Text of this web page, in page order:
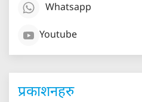
Whatsapp
Youtube
प्रकाशनहरु